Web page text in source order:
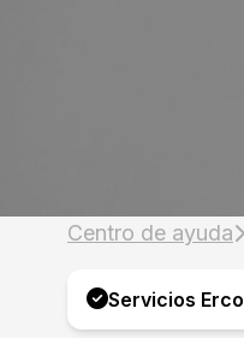
Centro de ayuda
Servicios Erco